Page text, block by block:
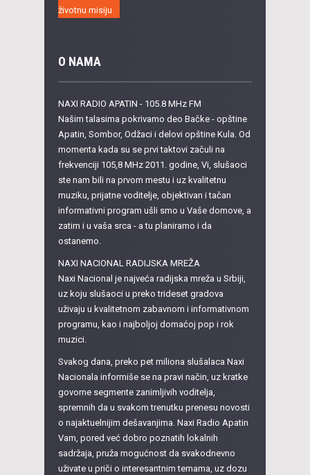
O NAMA
NAXI RADIO APATIN - 105.8 MHz FM
Našim talasima pokrivamo deo Bačke - opštine
Apatin, Sombor, Odžaci i delovi opštine Kula. Od
momenta kada su se prvi taktovi začuli na
frekvenciji 105,8 MHz 2011. godine, Vi, slušaoci
ste nam bili na prvom mestu i uz kvalitetnu
muziku, prijatne voditelje, objektivan i tačan
informativni program ušli smo u Vaše domove, a
zatim i u vaša srca - a tu planiramo i da
ostanemo.
NAXI NACIONAL RADIJSKA MREŽA
Naxi Nacional je najveća radijska mreža u Srbiji,
uz koju slušaoci u preko trideset gradova
uživaju u kvalitetnom zabavnom i informativnom
programu, kao i najboljoj domaćoj pop i rok
muzici.
Svakog dana, preko pet miliona slušalaca Naxi
Nacionala informiše se na pravi način, uz kratke
govorne segmente zanimljivih voditelja,
spremnih da u svakom trenutku prenesu novosti
o najaktuelnijim dešavanjima. Naxi Radio Apatin
Vam, pored već dobro poznatih lokalnih
sadržaja, pruža mogućnost da svakodnevno
uživate u priči o interesantnim temama, uz dozu